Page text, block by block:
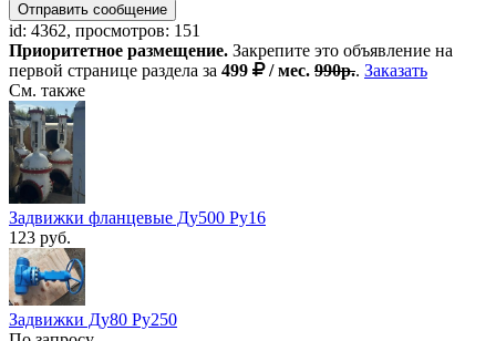
Отправить сообщение
id: 4362, просмотров: 151
Приоритетное размещение. Закрепите это объявление на
первой странице раздела за 499 / мес. 990р.. Заказать
См. также
Задвижки фланцевые Ду500 Ру16
123 руб.
Задвижки Ду80 Ру250